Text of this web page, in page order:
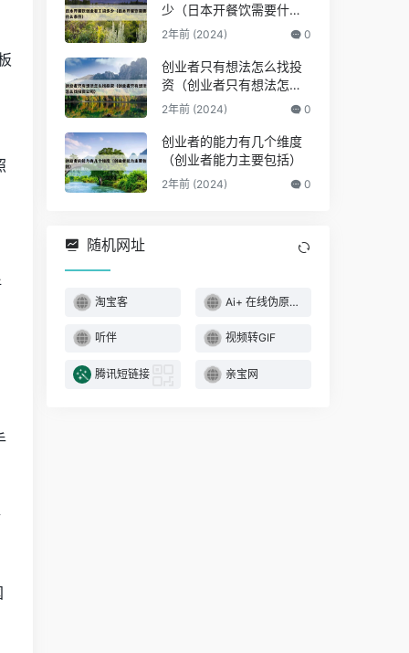
少（日本开餐饮需要什么
条件）
2年前 (2024) 0
创业者只有想法怎么找投
资（创业者只有想法怎么
找投资公司）
2年前 (2024) 0
创业者的能力有几个维度
（创业者能力主要包括）
2年前 (2024) 0
随机网址
淘宝客 Ai+ 在线伪原创工具
听伴 视频转GIF
腾讯短链接 亲宝网